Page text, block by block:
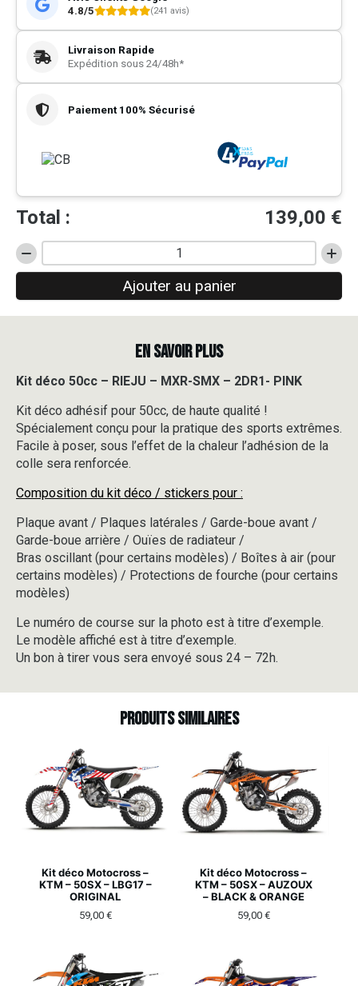
4.8/5
(241 avis)
Livraison Rapide
Expédition sous 24/48h*
Paiement 100% Sécurisé
Total : 139,00 €
quantité
de
50cc
MXR-
-
2DR1-
PINK
Ajouter au panier
EN SAVOIR PLUS
Kit déco 50cc – RIEJU – MXR-SMX – 2DR1- PINK
Kit déco adhésif pour 50cc, de haute qualité !
Spécialement conçu pour la pratique des sports extrêmes.
Facile à poser, sous l’effet de la chaleur l’adhésion de la
colle sera renforcée.
Composition du kit déco / stickers pour :
Plaque avant / Plaques latérales / Garde-boue avant /
Garde-boue arrière / Ouïes de radiateur /
Bras oscillant (pour certains modèles) / Boîtes à air (pour
certains modèles) / Protections de fourche (pour certains
modèles)
Le numéro de course sur la photo est à titre d’exemple.
Le modèle affiché est à titre d’exemple.
Un bon à tirer vous sera envoyé sous 24 – 72h.
Produits similaires
Kit déco Motocross –
KTM – 50SX – LBG17 –
ORIGINAL
59,00 €
Kit déco Motocross –
KTM – 50SX – AUZOUX
– BLACK & ORANGE
59,00 €